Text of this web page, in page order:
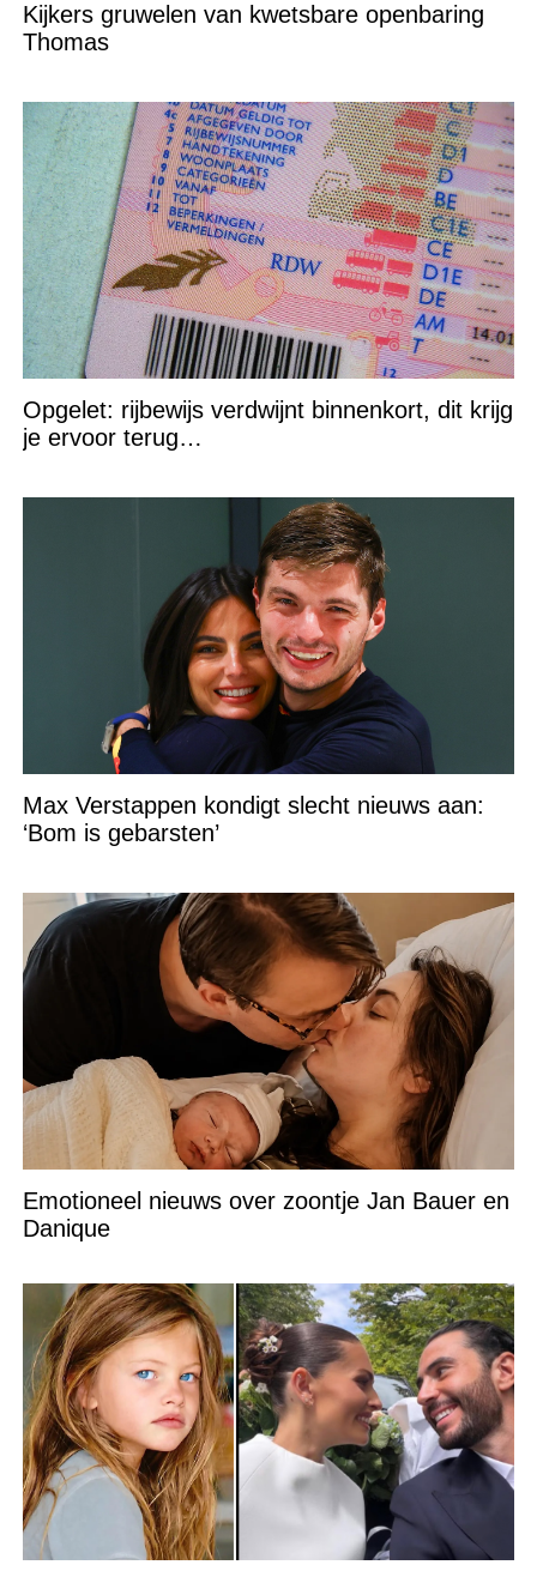
Kijkers gruwelen van kwetsbare openbaring
Thomas
Opgelet: rijbewijs verdwijnt binnenkort, dit krijg
je ervoor terug…
Max Verstappen kondigt slecht nieuws aan:
‘Bom is gebarsten’
Emotioneel nieuws over zoontje Jan Bauer en
Danique